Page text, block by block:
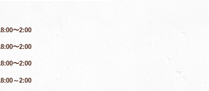
〜2:00
〜2:00
〜2:00
～2:00